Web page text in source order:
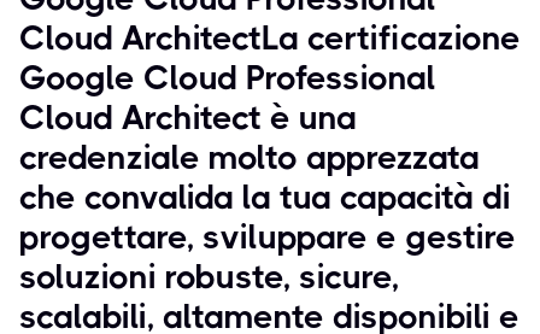
Cloud ArchitectLa certificazione
Google Cloud Professional
Cloud Architect è una
credenziale molto apprezzata
che convalida la tua capacità di
progettare, sviluppare e gestire
soluzioni robuste, sicure,
scalabili, altamente disponibili e